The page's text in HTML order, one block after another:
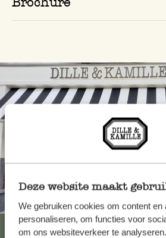
Deze website maakt
We gebruiken cookies om content en
personaliseren, om functies voor
om ons websiteverkeer te
Toujours à
Voir les 62 magasins